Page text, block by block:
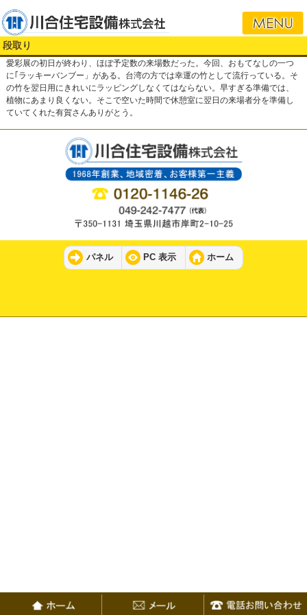
段取り
愛彩展の初日が終わり、ほぼ予定数の来場数だった。今回、おもてなしの一つ
に｢ラッキーバンブー」がある。台湾の方では幸運の竹として流行っている。そ
の竹を翌日用にきれいにラッピングしなくてはならない。早すぎる準備では、
植物にあまり良くない。そこで空いた時間で休憩室に翌日の来場者分を準備し
ていてくれた有賀さんありがとう。
パネル PC 表示 ホーム